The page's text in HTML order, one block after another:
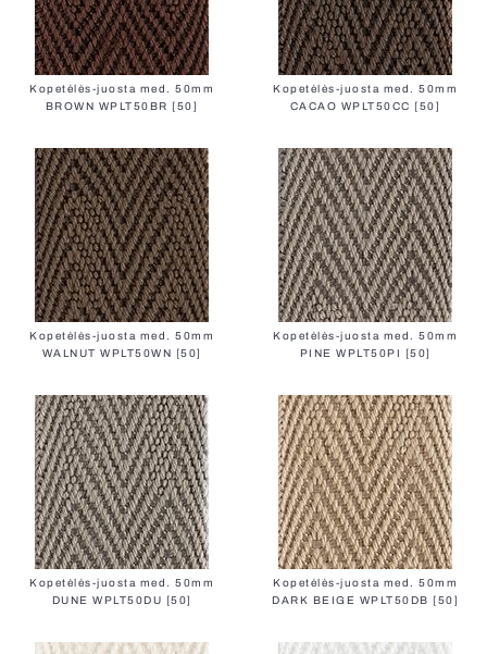
Kopetėlės-juosta med. 50mm
BROWN WPLT50BR [50]
Kopetėlės-juosta med. 50mm
CACAO WPLT50CC [50]
Kopetėlės-juosta med. 50mm
WALNUT WPLT50WN [50]
Kopetėlės-juosta med. 50mm
PINE WPLT50PI [50]
Kopetėlės-juosta med. 50mm
DUNE WPLT50DU [50]
Kopetėlės-juosta med. 50mm
DARK BEIGE WPLT50DB [50]